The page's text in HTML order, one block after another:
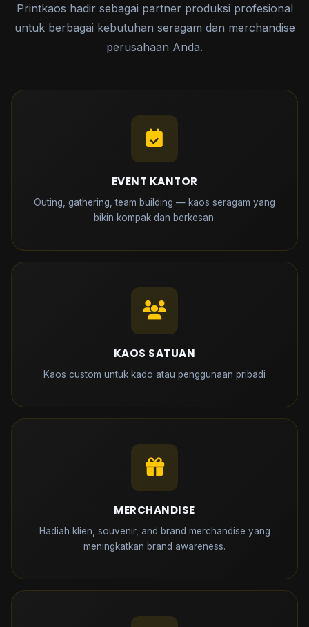
Printkaos hadir sebagai partner produksi profesional
untuk berbagai kebutuhan seragam dan merchandise
perusahaan Anda.
EVENT KANTOR
Outing, gathering, team building — kaos seragam yang
bikin kompak dan berkesan.
KAOS SATUAN
Kaos custom untuk kado atau penggunaan pribadi
MERCHANDISE
Hadiah klien, souvenir, and brand merchandise yang
meningkatkan brand awareness.